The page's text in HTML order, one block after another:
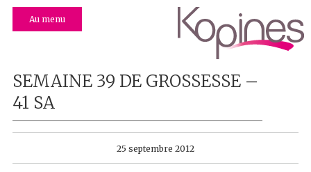
Au menu
SEMAINE 39 DE GROSSESSE –
41 SA
25 septembre 2012